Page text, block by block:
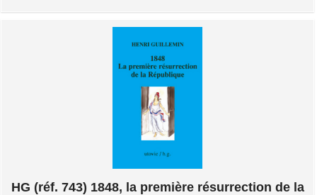
HG (réf. 743) 1848, la première résurrection de la